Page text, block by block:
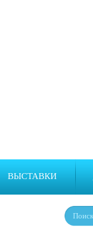
ВЫСТАВКИ